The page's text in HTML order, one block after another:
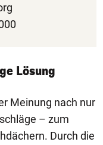
Lösung
Meinung nach nur
– zum
Durch die